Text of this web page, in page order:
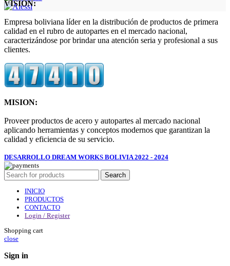
VISION:
Empresa boliviana líder en la distribución de productos de primera
calidad en el rubro de autopartes en el mercado nacional,
caracterizándose por brindar una atención seria y profesional a sus
clientes.
MISION:
Proveer productos de acero y autopartes al mercado nacional
aplicando herramientas y conceptos modernos que garantizan la
calidad y eficiencia de su servicio.
DESARROLLO DREAM WORKS BOLIVIA 2022 - 2024
Search
INICIO
PRODUCTOS
CONTACTO
Login / Register
Shopping cart
close
Sign in